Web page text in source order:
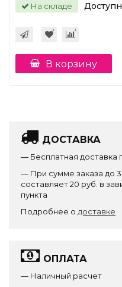
На складе
В корзину
ДОСТАВКА
— Бесплатная доставка
— При сумме заказа до
составляет 20 руб. в
пункта
Подробнее о доставке
ОПЛАТА
— Наличный расчет